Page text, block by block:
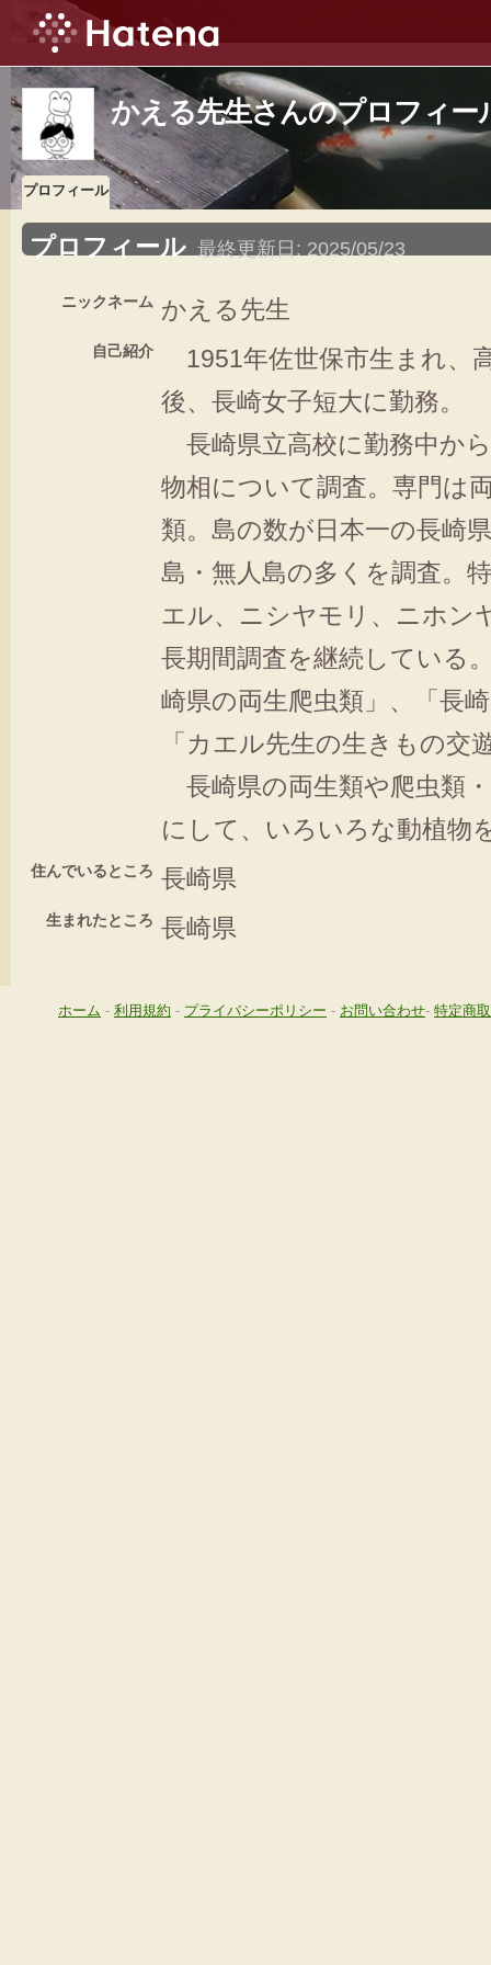
かえる先生さんのプロフィー
プロフィール
プロフィール 最終更新日: 2025/05/23
ニックネーム かえる先生
自己紹介
1951年佐世保市生まれ、
後、長崎女子短大に勤務。
長崎県立高校に勤務中か
物相について調査。専門は
類。島の数が日本一の長崎
島・無人島の多くを調査。
エル、ニシヤモリ、ニホン
長期間調査を継続している
崎県の両生爬虫類」、「長
「カエル先生の生きもの交
長崎県の両生類や爬虫類
にして、いろいろな動植物
住んでいるところ 長崎県
生まれたところ 長崎県
ホーム - 利用規約 - プライバシーポリシー - お問い合わせ- 特定商